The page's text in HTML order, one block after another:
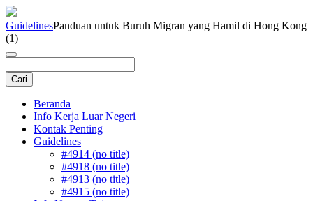
GuidelinesPanduan untuk Buruh Migran yang Hamil di Hong Kong
(1)
Beranda
Info Kerja Luar Negeri
Kontak Penting
Guidelines
#4914 (no title)
#4918 (no title)
#4913 (no title)
#4915 (no title)